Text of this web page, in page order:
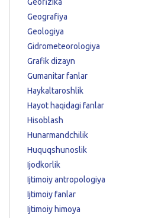
Geografiya
Geologiya
Gidrometeorologiya
Grafik dizayn
Gumanitar fanlar
Haykaltaroshlik
Hayot haqidagi fanlar
Hisoblash
Hunarmandchilik
Huquqshunoslik
Ijodkorlik
Ijtimoiy antropologiya
Ijtimoiy fanlar
Ijtimoiy himoya